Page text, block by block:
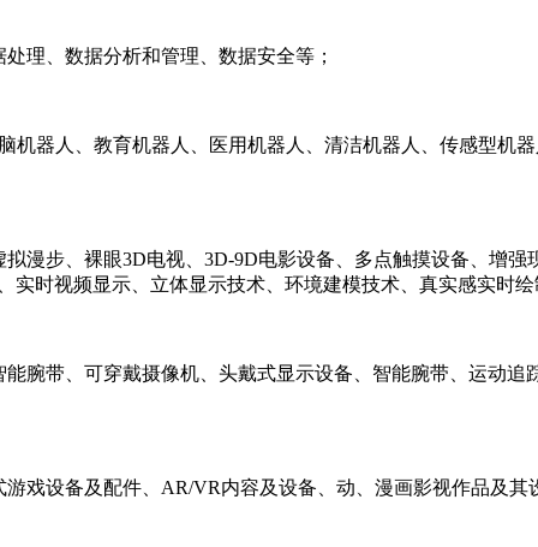
理、数据分析和管理、数据安全等；
器人、教育机器人、医用机器人、清洁机器人、传感型机
步、裸眼3D电视、3D-9D电影设备、多点触摸设备、增强
时视频显示、立体显示技术、环境建模技术、真实感实时绘
腕带、可穿戴摄像机、头戴式显示设备、智能腕带、运动追
戏设备及配件、AR/VR内容及设备、动、漫画影视作品及其